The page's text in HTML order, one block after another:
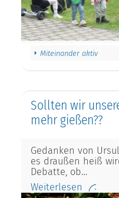
Miteinander aktiv
Sollten wir
mehr gießen??
Gedanken von
es draußen heiß
Debatte, ob…
Weiterlesen